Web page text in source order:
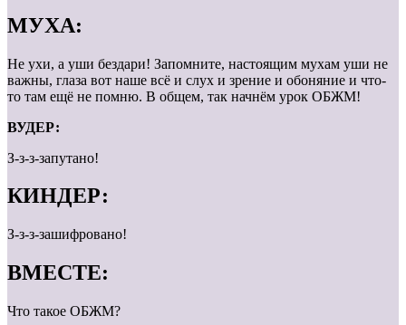
МУХА:
Не ухи, а уши бездари! Запомните, настоящим мухам уши не
важны, глаза вот наше всё и слух и зрение и обоняние и что-
то там ещё не помню. В общем, так начнём урок ОБЖМ!
ВУДЕР:
З-з-з-запутано!
КИНДЕР:
З-з-з-зашифровано!
ВМЕСТЕ:
Что такое ОБЖМ?